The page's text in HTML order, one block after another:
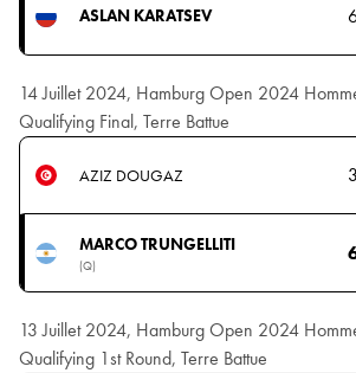
ASLAN KARATSEV
14 Juillet 2024, Hamburg Open 2024
Qualifying Final, Terre Battue
AZIZ DOUGAZ 3
MARCO TRUNGELLITI
(Q)
13 Juillet 2024, Hamburg Open 2024
Qualifying 1st Round, Terre Battue